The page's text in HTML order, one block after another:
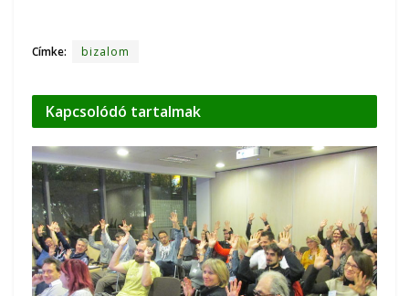
Címke: bizalom
Kapcsolódó tartalmak